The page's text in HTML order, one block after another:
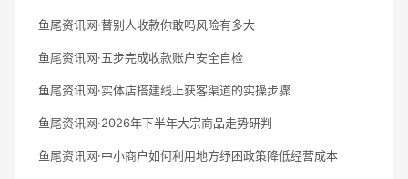
鱼尾资讯网·替别人收款你敢吗风险有多大
鱼尾资讯网·五步完成收款账户安全自检
鱼尾资讯网·实体店搭建线上获客渠道的实操步骤
鱼尾资讯网·2026年下半年大宗商品走势研判
鱼尾资讯网·中小商户如何利用地方纾困政策降低经营成本